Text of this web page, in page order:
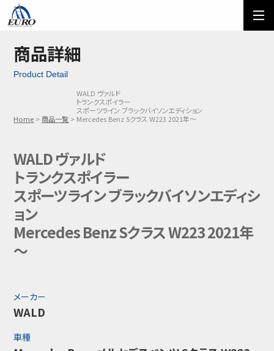
ご利用方法
メール問い合わせ
商品詳細
Product Detail
Home 商品一覧
WALD ヴァルド
トランクスポイラー
スポーツライン ブラックバイソンエディション
Mercedes Benz Sクラス W223 2021年～
WALD ヴァルド
トランクスポイラー
スポーツライン ブラックバイソンエディシ
ョン
Mercedes Benz Sクラス W223 2021年
～
メーカー
WALD
車種